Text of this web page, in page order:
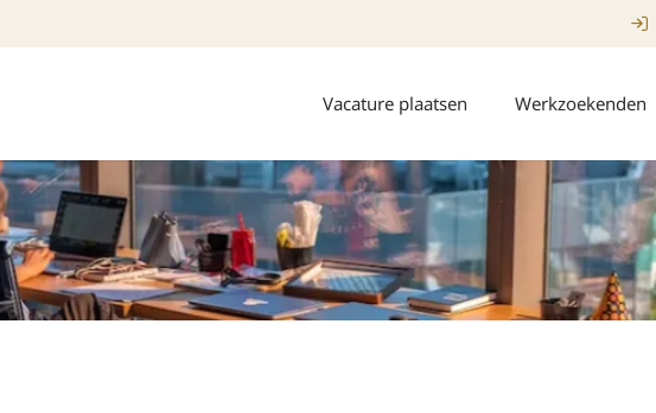
Vacature plaatsen Werkzoekenden